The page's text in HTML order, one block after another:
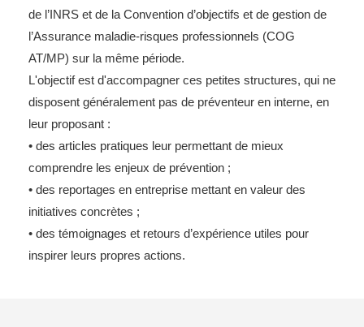
de l’INRS et de la Convention d’objectifs et de gestion de
l’Assurance maladie-risques professionnels (COG
AT/MP) sur la même période.
L'objectif est d'accompagner ces petites structures, qui ne
disposent généralement pas de préventeur en interne, en
leur proposant :
• des articles pratiques leur permettant de mieux
comprendre les enjeux de prévention ;
• des reportages en entreprise mettant en valeur des
initiatives concrètes ;
• des témoignages et retours d’expérience utiles pour
inspirer leurs propres actions.